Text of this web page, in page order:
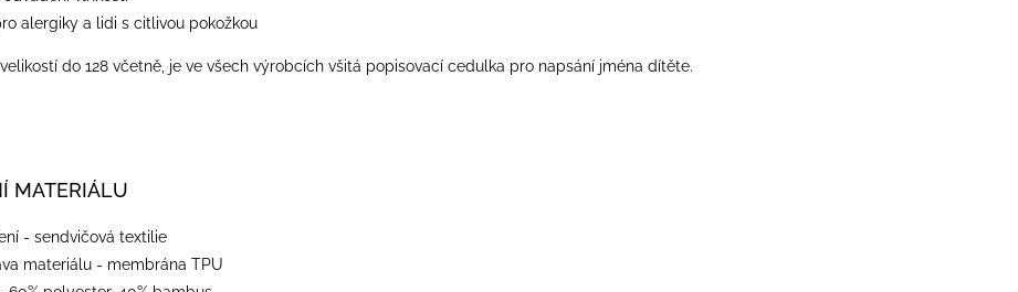
alergiky a lidi s citlivou pokožkou
do 128 včetně, je ve všech výrobcích všitá popisovací cedulka pro napsání jména dítěte.
MATERIÁLU
- sendvičová textilie
materiálu - membrána TPU